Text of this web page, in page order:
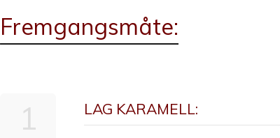
Fremgangsmåte:
1 LAG KARAMELL: